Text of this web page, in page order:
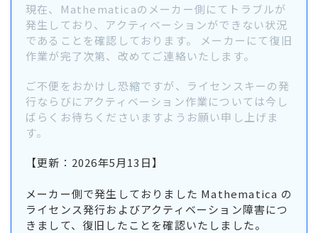
現在、Mathematicaのメーカー側にてトラブルが
発生しており、アクティベーションができない状況
であることを確認しております。 メーカーにて復旧
作業が完了次第、改めてご連絡いたします。
ご不便をおかけし恐縮ですが、ライセンスキーの発
行ならびにアクティベーション作業については今し
ばらくお待ちくださいますようお願い申し上げま
す。
【更新：2026年5月13日】
メーカー側で発生しておりました Mathematica の
ライセンス発行およびアクティベーション障害につ
きまして、復旧したことを確認いたしました。